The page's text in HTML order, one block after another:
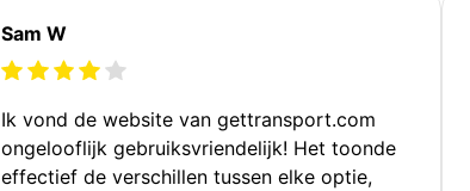
Sam W
Ik vond de website van gettransport.com
ongelooflijk gebruiksvriendelijk! Het toonde
effectief de verschillen tussen elke optie,